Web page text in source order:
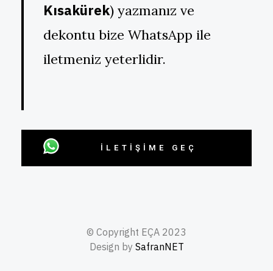
Kısakürek) yazmanız ve
dekontu bize WhatsApp ile
iletmeniz yeterlidir.
İLETIŞIME GEÇ
© Copyright EÇA 2023
Design by SafranNET